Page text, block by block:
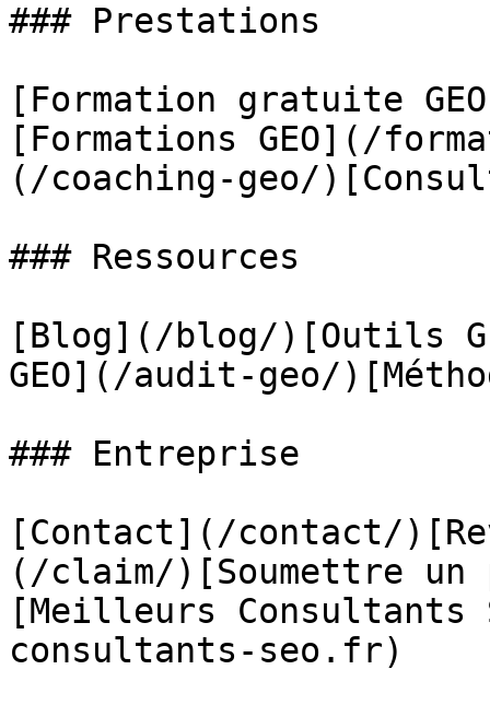
### Prestations
[Formation gratuite
[Formations GEO](/
(/coaching-geo/
### Ressources
[Blog](/blog/)[Outils
GEO](/audit-geo/
### Entreprise
[Contact](/contact/
(/claim/)[Soumettre
[Meilleurs
consultants-seo.fr)